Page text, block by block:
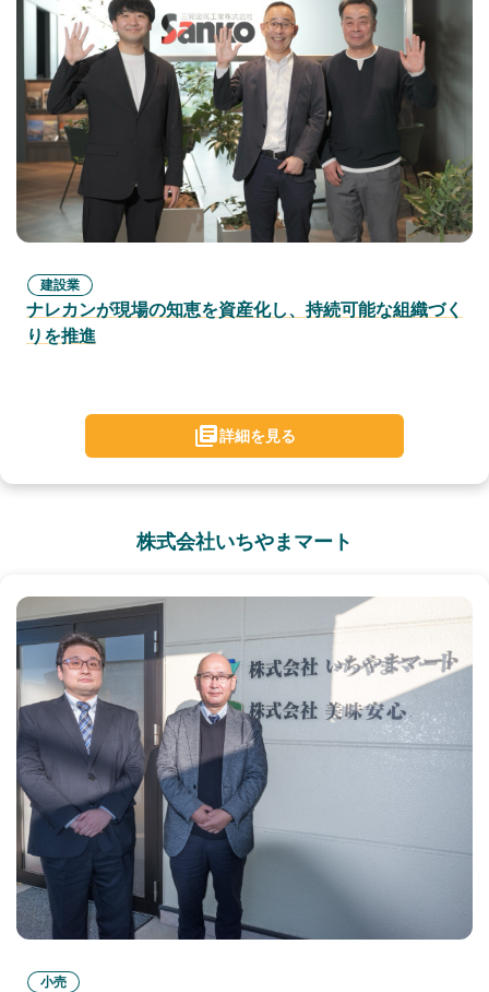
建設業
ナレカンが現場の知恵を資産化し、持続可能な組織づく
りを推進
詳細を見る
株式会社いちやまマート
小売